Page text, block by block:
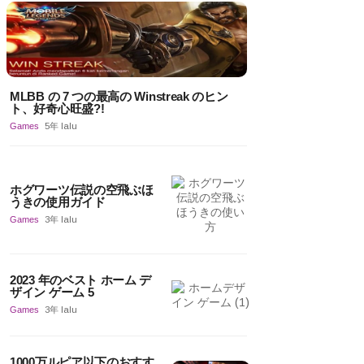
MLBB の 7 つの最高の Winstreak のヒン
ト、好奇心旺盛?!
Games 5年 lalu
ホグワーツ伝説の空飛ぶほ
うきの使用ガイド
Games 3年 lalu
2023 年のベスト ホーム デ
ザイン ゲーム 5
Games 3年 lalu